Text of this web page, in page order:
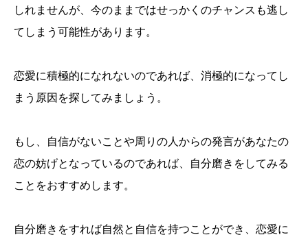
しれませんが、今のままではせっかくのチャンスも逃し
てしまう可能性があります。
恋愛に積極的になれないのであれば、消極的になってし
まう原因を探してみましょう。
もし、自信がないことや周りの人からの発言があなたの
恋の妨げとなっているのであれば、自分磨きをしてみる
ことをおすすめします。
自分磨きをすれば自然と自信を持つことができ、恋愛に